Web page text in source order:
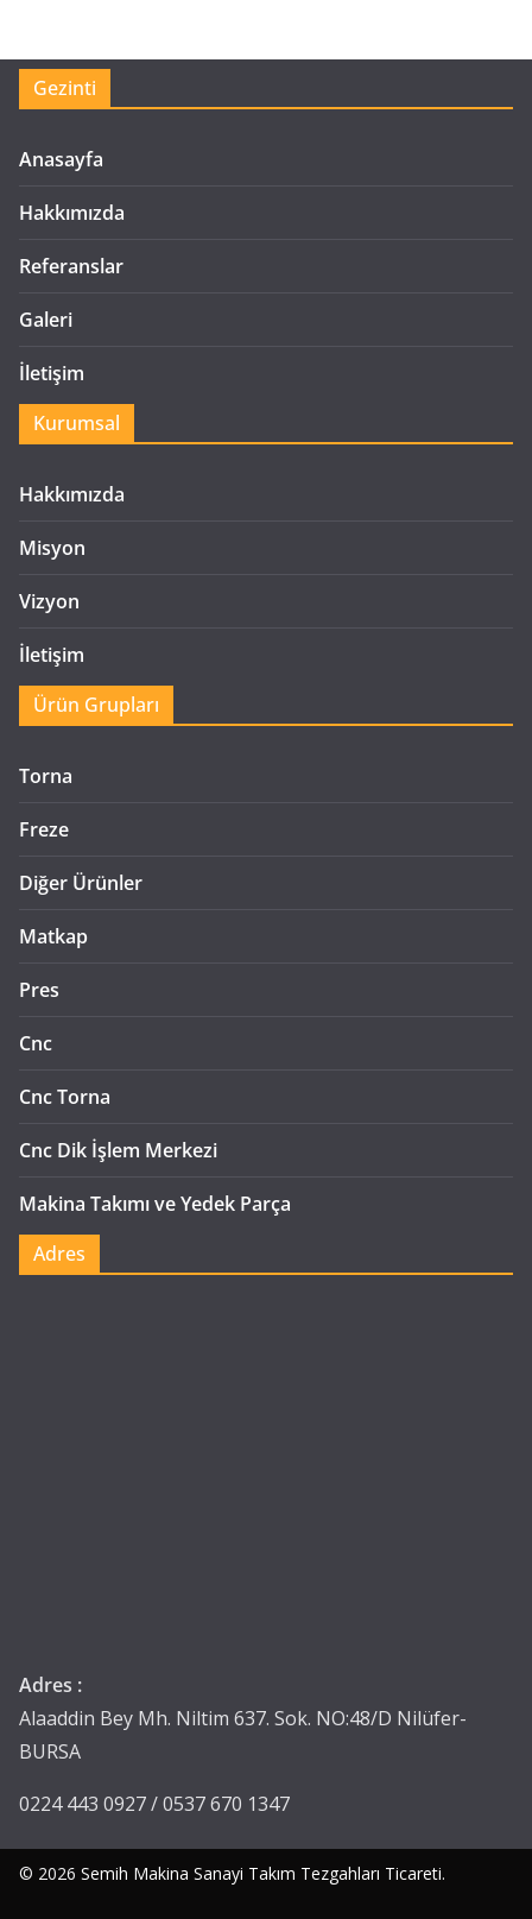
Gezinti
Anasayfa
Hakkımızda
Referanslar
Galeri
İletişim
Kurumsal
Hakkımızda
Misyon
Vizyon
İletişim
Ürün Grupları
Torna
Freze
Diğer Ürünler
Matkap
Pres
Cnc
Cnc Torna
Cnc Dik İşlem Merkezi
Makina Takımı ve Yedek Parça
Adres
Adres :
Alaaddin Bey Mh. Niltim 637. Sok. NO:48/D Nilüfer-
BURSA
0224 443 0927 / 0537 670 1347
© 2026 Semih Makina Sanayi Takım Tezgahları Ticareti.